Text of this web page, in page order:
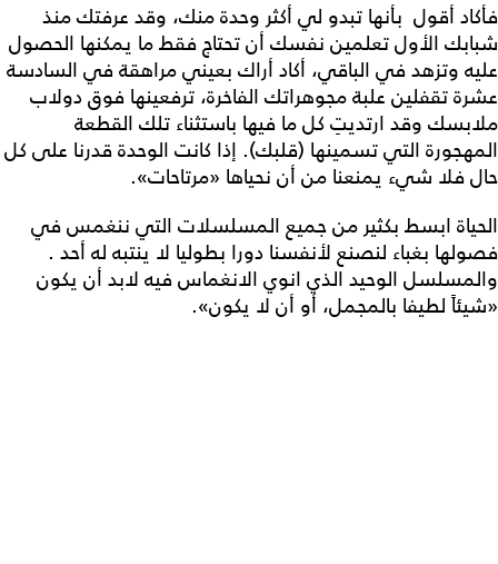
فأكاد أقول بأنها تبدو لي أكثر وحدة منك، وقد عرفتك منذ
شبابك الأول تعلمين نفسك أن تحتاج فقط ما يمكنها الحصول
عليه وتزهد في الباقي، أكاد أراك بعيني مراهقة في السادسة
عشرة تقفلين علبة مجوهراتك الفاخرة، ترفعينها فوق دولاب
ملابسك وقد ارتديتِ كل ما فيها باستثناء تلك القطعة
المهجورة التي تسمينها (قلبك). إذا كانت الوحدة قدرنا على كل
حال فلا شيء يمنعنا من أن نحياها «مرتاحات».
الحياة ابسط بكثير من جميع المسلسلات التي ننغمس في
فصولها بغباء لنصنع لأنفسنا دورا بطوليا لا ينتبه له أحد .
والمسلسل الوحيد الذي انوي الانغماس فيه لابد أن يكون
«شيئاً لطيفا بالمجمل، أو أن لا يكون».